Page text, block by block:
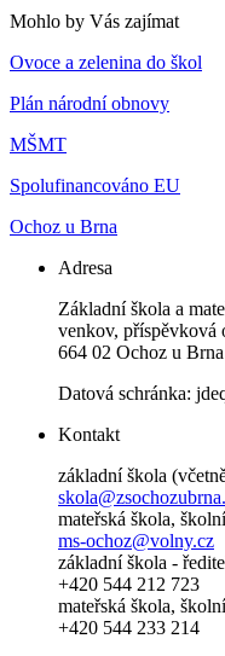
Mohlo by Vás zajímat
Ovoce a zelenina do škol
Plán národní obnovy
MŠMT
Spolufinancováno EU
Ochoz u Brna
Adresa
Základní škola a
venkov, příspěvková
664 02 Ochoz u Brna
Datová schránka:
Kontakt
základní škola
mateřská škola,
ms-ochoz@volny.cz
základní škola -
+420 544 212 723
mateřská škola,
+420 544 233 214